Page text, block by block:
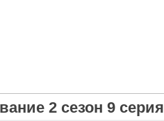
2 сезон 9 серия